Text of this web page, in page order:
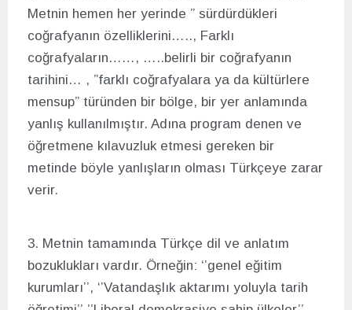
Metnin hemen her yerinde ” sürdürdükleri
coğrafyanın özelliklerini….., Farklı
coğrafyaların……, …..belirli bir coğrafyanın
tarihini… , ”farklı coğrafyalara ya da kültürlere
mensup” türünden bir bölge, bir yer anlamında
yanlış kullanılmıştır. Adına program denen ve
öğretmene kılavuzluk etmesi gereken bir
metinde böyle yanlışların olması Türkçeye zarar
verir.
3. Metnin tamamında Türkçe dil ve anlatım
bozuklukları vardır. Örneğin: ‘’genel eğitim
kurumları’’, ‘’Vatandaşlık aktarımı yoluyla tarih